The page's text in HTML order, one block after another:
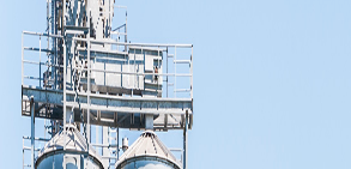
全球市场
人才战略
联系我们